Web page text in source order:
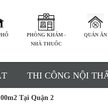
PHÒNG KHÁM -
NHÀ THUỐC
QUÁN ĂN
THI CÔNG NỘI
Tại Quận 2